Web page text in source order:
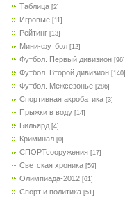
Таблица [2]
Игровые [11]
Рейтинг [13]
Мини-футбол [12]
Футбол. Первый дивизион [96]
Футбол. Второй дивизион [140]
Футбол. Межсезонье [286]
Спортивная акробатика [3]
Прыжки в воду [14]
Бильярд [4]
Криминал [0]
СПОРТсооружения [17]
Светская хроника [59]
Олимпиада-2012 [61]
Спорт и политика [51]